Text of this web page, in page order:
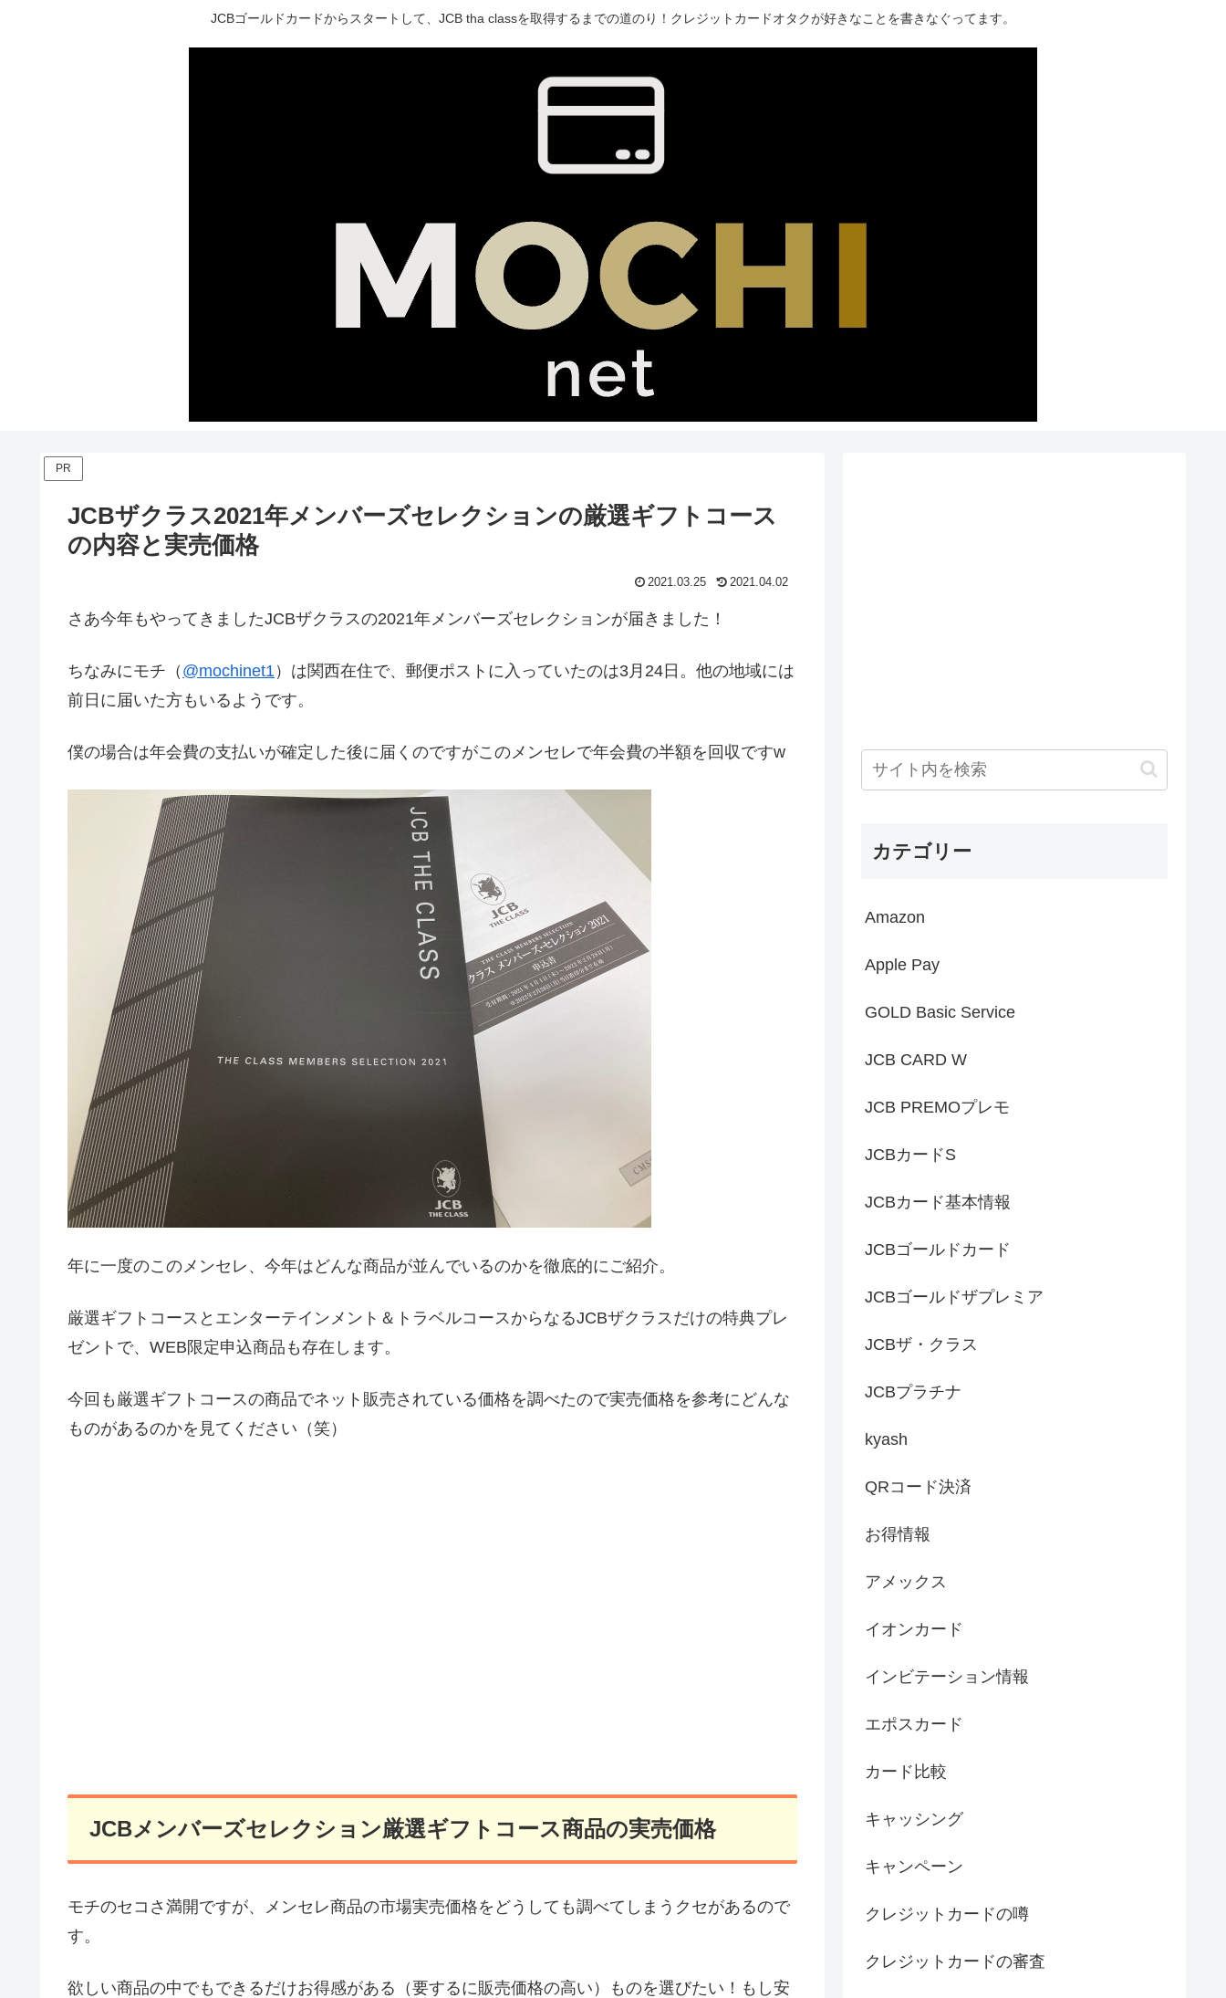
JCBゴールドカードからスタートして、JCB tha classを取得するまでの道のり！クレジットカードオタクが好きなことを書きなぐってます。
PR
JCBザクラス2021年メンバーズセレクションの厳選ギフトコース
の内容と実売価格
2021.03.25 2021.04.02
さあ今年もやってきましたJCBザクラスの2021年メンバーズセレクションが届きました！
ちなみにモチ（ @mochinet1 ）は関西在住で、郵便ポストに入っていたのは3月24日。他の地域には
前日に届いた方もいるようです。
僕の場合は年会費の支払いが確定した後に届くのですがこのメンセレで年会費の半額を回収ですw
年に一度のこのメンセレ、今年はどんな商品が並んでいるのかを徹底的にご紹介。
厳選ギフトコースとエンターテインメント＆トラベルコースからなるJCBザクラスだけの特典プレ
ゼントで、WEB限定申込商品も存在します。
今回も厳選ギフトコースの商品でネット販売されている価格を調べたので実売価格を参考にどんな
ものがあるのかを見てください（笑）
JCBメンバーズセレクション厳選ギフトコース商品の実売価格
モチのセコさ満開ですが、メンセレ商品の市場実売価格をどうしても調べてしまうクセがあるので
す。
欲しい商品の中でもできるだけお得感がある（要するに販売価格の高い）ものを選びたい！もし安
カテゴリー
Amazon
Apple Pay
GOLD Basic Service
JCB CARD W
JCB PREMOプレモ
JCBカードS
JCBカード基本情報
JCBゴールドカード
JCBゴールドザプレミア
JCBザ・クラス
JCBプラチナ
kyash
QRコード決済
お得情報
アメックス
イオンカード
インビテーション情報
エポスカード
カード比較
キャッシング
キャンペーン
クレジットカードの噂
クレジットカードの審査